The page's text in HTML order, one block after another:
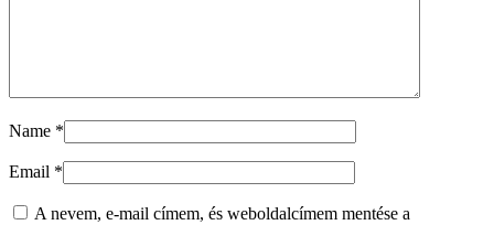
Name *
Email *
A nevem, e-mail címem, és weboldalcímem mentése a